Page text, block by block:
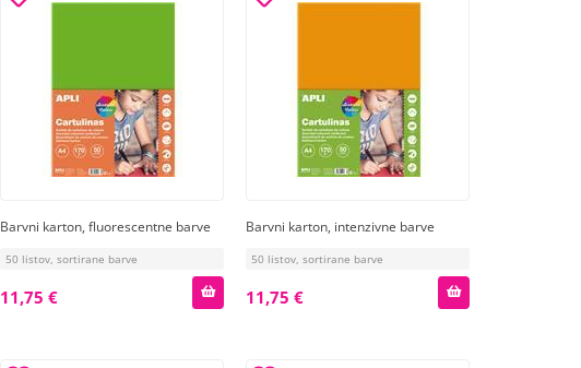
Barvni karton, fluorescentne barve
50 listov, sortirane barve
11,75 €
Barvni karton, intenzivne barve
50 listov, sortirane barve
11,75 €